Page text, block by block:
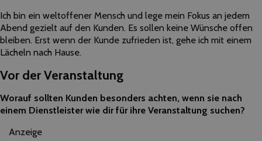
Ich bin ein weltoffener Mensch und lege mein Fokus an jedem
Abend gezielt auf den Kunden. Es sollen keine Wünsche offen
bleiben. Erst wenn der Kunde zufrieden ist, gehe ich mit einem
Lächeln nach Hause.
Vor der Veranstaltung
Worauf sollten Kunden besonders achten, wenn sie nach
einem Dienstleister wie dir für ihre Veranstaltung suchen?
Anzeige